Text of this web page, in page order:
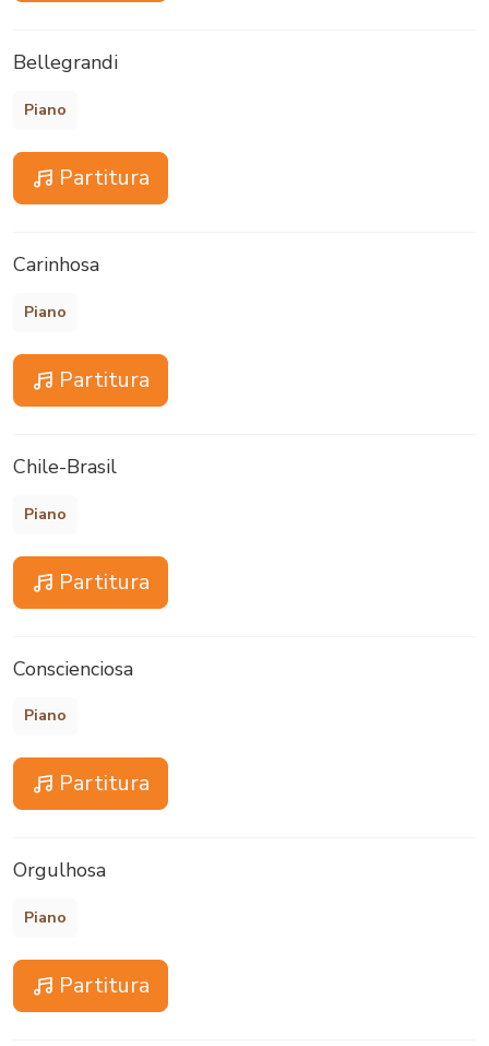
Bellegrandi
Piano
Partitura
Carinhosa
Piano
Partitura
Chile-Brasil
Piano
Partitura
Conscienciosa
Piano
Partitura
Orgulhosa
Piano
Partitura